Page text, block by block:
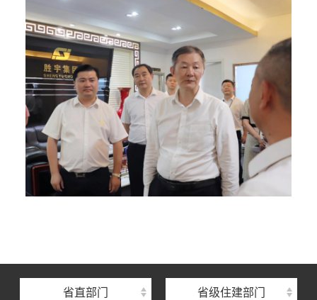
省直部门 省级住建部门
湖北省住建厅机关后勤服务中心
湖北省住房保障中心